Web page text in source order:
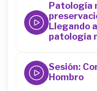
Patología
Llegando
patología
Sesión:
Hombro